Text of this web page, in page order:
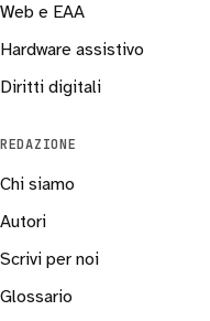
Web e EAA
Hardware assistivo
Diritti digitali
REDAZIONE
Chi siamo
Autori
Scrivi per noi
Glossario